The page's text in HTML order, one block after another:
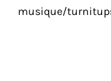
musique/